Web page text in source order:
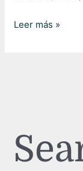
Leer más »